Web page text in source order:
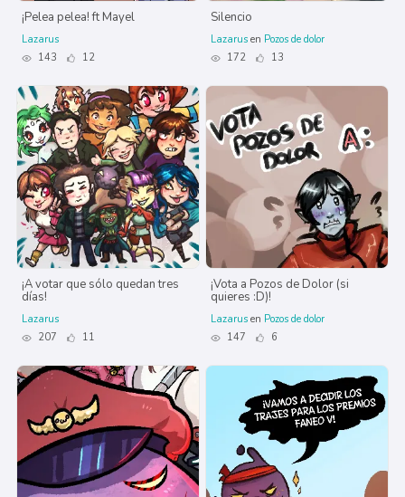
¡Pelea pelea! ft Mayel
Lazarus
143
12
Silencio
Lazarus en Pozos de dolor
172
13
¡A votar que sólo quedan tres
días!
Lazarus
207
11
¡Vota a Pozos de Dolor (si
quieres :D)!
Lazarus en Pozos de dolor
147
6